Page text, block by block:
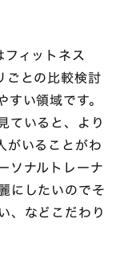
ィットネス
ごとの比較検討
い領域です。
ていると、より
がいることがわ
ソナルトレーナ
にしたいのでそ
、などこだわり